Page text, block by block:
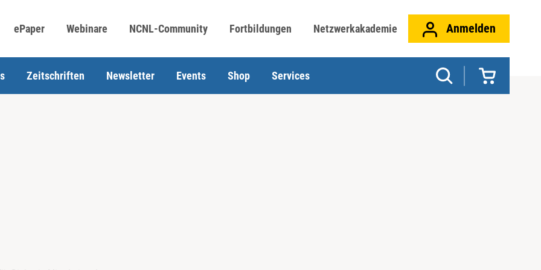
ePaper Webinare NCNL-Community Fortbildungen Netzwerkakademie Anmelden
Zeitschriften Newsletter Events Shop Services